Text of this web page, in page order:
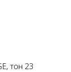
тон 23